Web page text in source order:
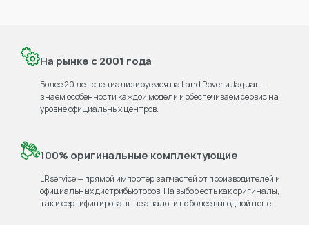
На рынке с 2001 года
Более 20 лет специализируемся на Land Rover и Jaguar —
знаем особенности каждой модели и обеспечиваем сервис на
уровне официальных центров.
100% оригинальные комплектующие
LRservice — прямой импортер запчастей от производителей и
официальных дистрибьюторов. На выбор есть как оригиналы,
так и сертифицированные аналоги по более выгодной цене.